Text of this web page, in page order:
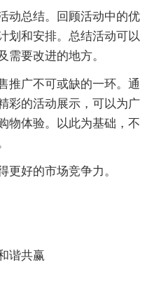
总结。回顾活动中的优
划和安排。总结活动可以
需要改进的地方。
广不可或缺的一环。通
彩的活动展示，可以为广
物体验。以此为基础，不
好的市场竞争力。
谐共赢